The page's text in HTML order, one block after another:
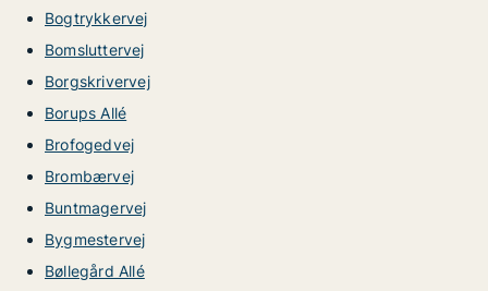
Bogtrykkervej
Bomsluttervej
Borgskrivervej
Borups Allé
Brofogedvej
Brombærvej
Buntmagervej
Bygmestervej
Bøllegård Allé